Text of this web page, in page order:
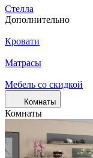
Стелла
Дополнительно
Кровати
Матрасы
Мебель со скидкой
Комнаты
Комнаты